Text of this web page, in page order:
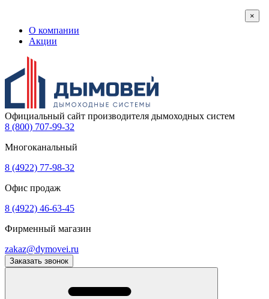
О компании
Акции
Официальный сайт производителя дымоходных систем
8 (800) 707-99-32
Многоканальный
8 (4922) 77-98-32
Офис продаж
8 (4922) 46-63-45
Фирменный магазин
zakaz@dymovei.ru
Заказать звонок
×